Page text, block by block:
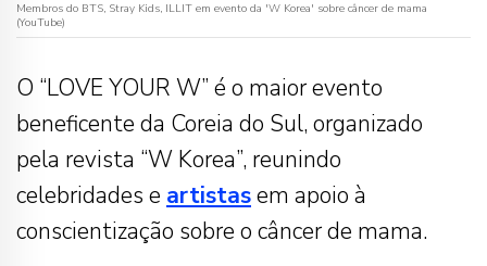
Membros do BTS, Stray Kids, ILLIT em evento da 'W Korea' sobre câncer de mama
(YouTube)
O “LOVE YOUR W” é o maior evento
beneficente da Coreia do Sul, organizado
pela revista “W Korea”, reunindo
celebridades e artistasem apoio à
conscientização sobre o câncer de mama.